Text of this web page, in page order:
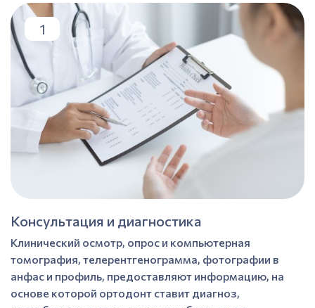
1
Консультация и диагностика
Клинический осмотр, опрос и компьютерная
томография, телерентгенограмма, фотографии в
анфас и профиль, предоставляют информацию, на
основе которой ортодонт ставит диагноз,